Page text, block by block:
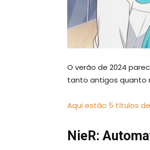
O verão de 2024
tanto antigos quanto
Aqui estão 5 títulos
NieR: